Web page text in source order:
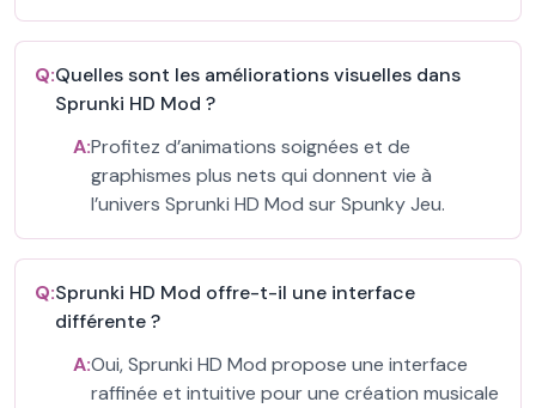
Q:Quelles sont les améliorations visuelles dans
Sprunki HD Mod ?
A:Profitez d’animations soignées et de
graphismes plus nets qui donnent vie à
l’univers Sprunki HD Mod sur Spunky Jeu.
Q:Sprunki HD Mod offre-t-il une interface
différente ?
A:Oui, Sprunki HD Mod propose une interface
raffinée et intuitive pour une création musicale